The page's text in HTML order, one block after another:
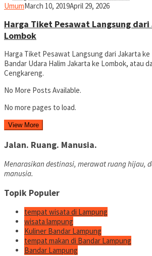
Umumyopiefranz
March 10, 2019April 29, 2026
Harga Tiket Pesawat Langsung
Lombok
Harga Tiket Pesawat Langsung dari Jakarta ke
Bandar Udara Halim Jakarta ke Lombok, atau
Cengkareng.
No More Posts Available.
No more pages to load.
View More
Jalan. Ruang. Manusia.
Menarasikan destinasi, merawat ruang hijau,
manusia.
Topik Populer
tempat wisata di Lampung
wisata lampung
Kuliner Bandar Lampung
tempat makan di Bandar Lampung
Bandar Lampung